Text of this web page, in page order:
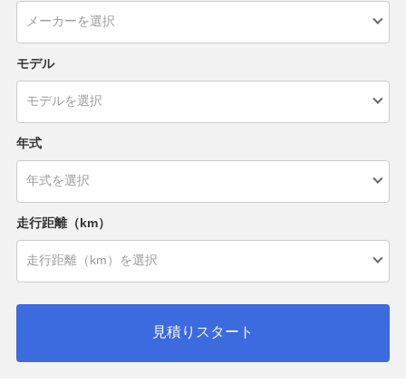
モデル
年式
走行距離（km）
見積りスタート